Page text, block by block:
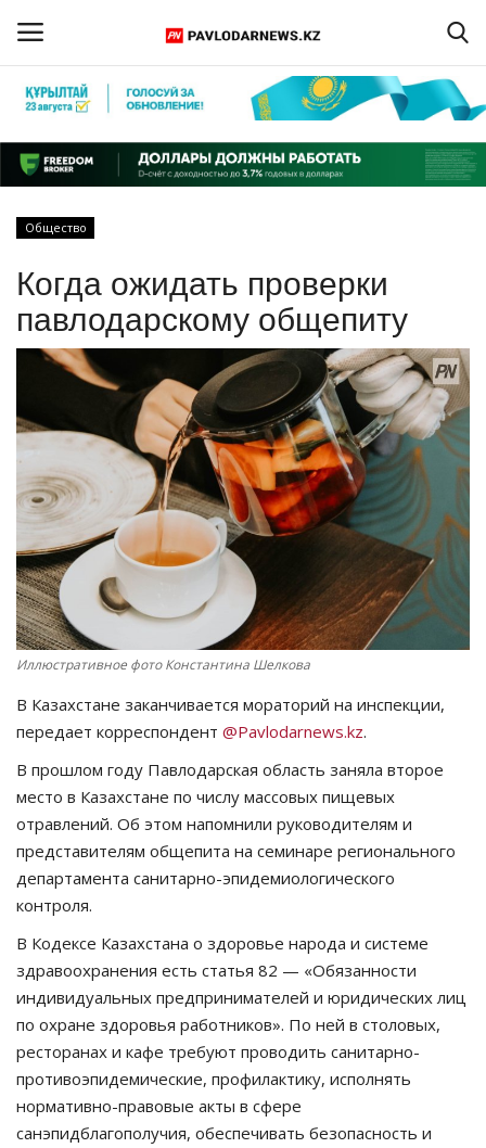
Регистрация
Главная
ПАВЛОДАРСКАЯ ОБЛАСТЬ
КАЗАХСТАН
МИР
СПЕЦПРОЕКТЫ
СПОРТ
Чек-лист
РАЗВЛЕЧЕНИЯ
Курултай
Язык
Русский
Общество
Когда ожидать проверки
павлодарскому общепиту
Иллюстративное фото Константина Шелкова
В Казахстане заканчивается мораторий на инспекции,
передает корреспондент @Pavlodarnews.kz.
В прошлом году Павлодарская область заняла второе
место в Казахстане по числу массовых пищевых
отравлений. Об этом напомнили руководителям и
представителям общепита на семинаре регионального
департамента санитарно-эпидемиологического
контроля.
В Кодексе Казахстана о здоровье народа и системе
здравоохранения есть статья 82 — «Обязанности
индивидуальных предпринимателей и юридических лиц
по охране здоровья работников». По ней в столовых,
ресторанах и кафе требуют проводить санитарно-
противоэпидемические, профилактику, исполнять
нормативно-правовые акты в сфере
санэпидблагополучия, обеспечивать безопасность и